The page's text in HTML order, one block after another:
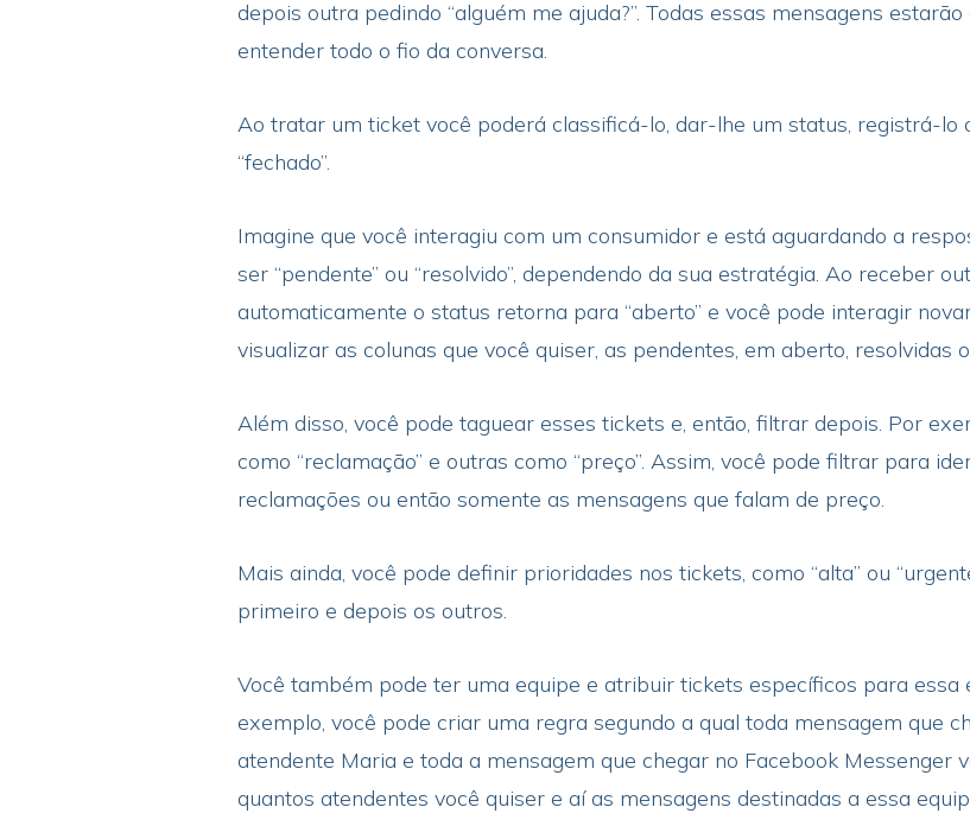
depois outra pedindo “alguém me ajuda?”. Todas essas mensagens
entender todo o fio da conversa.
Ao tratar um ticket você poderá classificá-lo, dar-lhe um status, registrá-lo
“fechado”.
Imagine que você interagiu com um consumidor e está aguardando a
ser “pendente” ou “resolvido”, dependendo da sua estratégia. Ao receber
automaticamente o status retorna para “aberto” e você pode interagir
visualizar as colunas que você quiser, as pendentes, em aberto, resolvidas
Além disso, você pode taguear esses tickets e, então, filtrar depois. Por
como “reclamação” e outras como “preço”. Assim, você pode filtrar para
reclamações ou então somente as mensagens que falam de preço.
Mais ainda, você pode definir prioridades nos tickets, como “alta” ou
primeiro e depois os outros.
Você também pode ter uma equipe e atribuir tickets específicos para essa
exemplo, você pode criar uma regra segundo a qual toda mensagem que
atendente Maria e toda a mensagem que chegar no Facebook Messenger
quantos atendentes você quiser e aí as mensagens destinadas a essa